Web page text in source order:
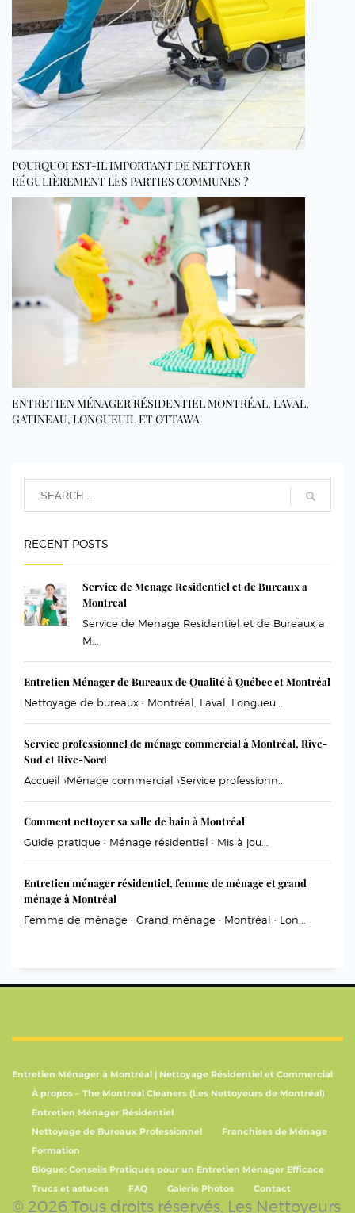
POURQUOI EST-IL IMPORTANT DE NETTOYER
RÉGULIÈREMENT LES PARTIES COMMUNES ?
ENTRETIEN MÉNAGER RÉSIDENTIEL MONTRÉAL, LAVAL,
GATINEAU, LONGUEUIL ET OTTAWA
RECENT POSTS
Service de Menage Residentiel et de Bureaux a
Montreal
Service de Menage Residentiel et de Bureaux a
M...
Entretien Ménager de Bureaux de Qualité à Québec et Montréal
Nettoyage de bureaux · Montréal, Laval, Longueu...
Service professionnel de ménage commercial à Montréal, Rive-
Sud et Rive-Nord
Accueil ›Ménage commercial ›Service professionn...
Comment nettoyer sa salle de bain à Montréal
Guide pratique · Ménage résidentiel · Mis à jou...
Entretien ménager résidentiel, femme de ménage et grand
ménage à Montréal
Femme de ménage · Grand ménage · Montréal · Lon...
Entretien Ménager à Montréal | Nettoyage Résidentiel et Commercial
À propos – The Montreal Cleaners (Les Nettoyeurs de Montréal)
Entretien Ménager Résidentiel
Nettoyage de Bureaux Professionnel
Franchises de Ménage
Formation
Blogue: Conseils Pratiques pour un Entretien Ménager Efficace
Trucs et astuces
FAQ Galerie Photos Contact
© 2026 Tous droits réservés. Les Nettoyeurs